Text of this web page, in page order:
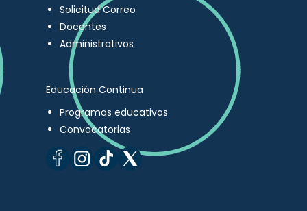
Solicitud Correo
Docentes
Administrativos
Educación Continua
Programas educativos
Convocatorias